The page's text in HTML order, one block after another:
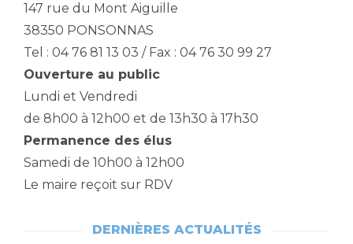
147 rue du Mont Aiguille
38350 PONSONNAS
Tel : 04 76 81 13 03 / Fax : 04 76 30 99 27
Ouverture au public
Lundi et Vendredi
de 8h00 à 12h00 et de 13h30 à 17h30
Permanence des élus
Samedi de 10h00 à 12h00
Le maire reçoit sur RDV
DERNIÈRES ACTUALITÉS